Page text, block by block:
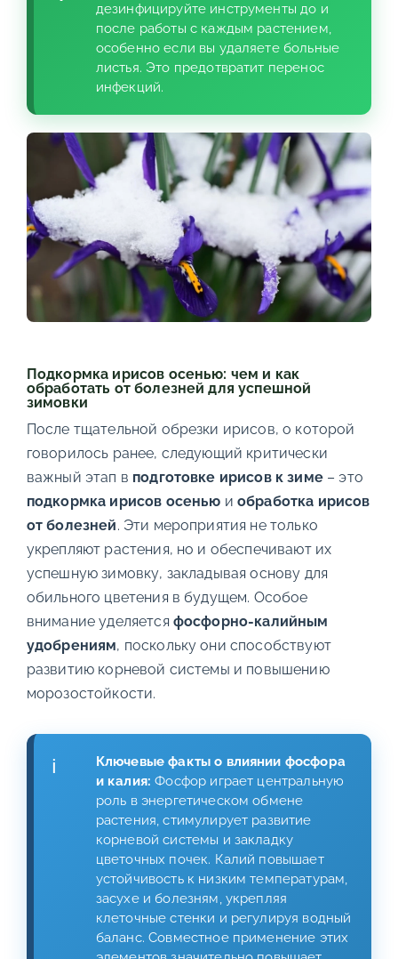
дезинфицируйте инструменты до и
после работы с каждым растением,
особенно если вы удаляете больные
листья. Это предотвратит перенос
инфекций.
Подкормка ирисов осенью: чем и как
обработать от болезней для успешной
зимовки
После тщательной обрезки ирисов, о которой
говорилось ранее, следующий критически
важный этап в подготовке ирисов к зиме– это
подкормка ирисов осенью и обработка ирисов
от болезней. Эти мероприятия не только
укрепляют растения, но и обеспечивают их
успешную зимовку, закладывая основу для
обильного цветения в будущем. Особое
внимание уделяется фосфорно-калийным
удобрениям, поскольку они способствуют
развитию корневой системы и повышению
морозостойкости.
Ключевые факты о влиянии фосфора
и калия: Фосфор играет центральную
роль в энергетическом обмене
растения, стимулирует развитие
корневой системы и закладку
цветочных почек. Калий повышает
устойчивость к низким температурам,
засухе и болезням, укрепляя
клеточные стенки и регулируя водный
баланс. Совместное применение этих